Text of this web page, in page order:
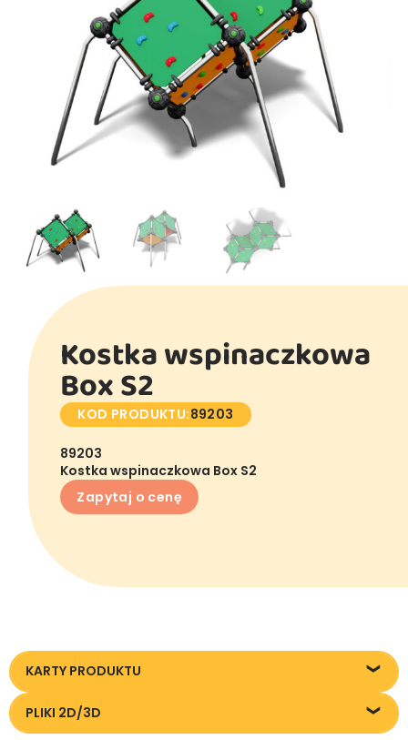
Kostka wspinaczkowa
Box S2
KOD PRODUKTU:89203
89203
Kostka wspinaczkowa Box S2
Zapytaj o cenę
KARTY PRODUKTU
89203_Box-S2_KT20250918
PLIKI 2D/3D